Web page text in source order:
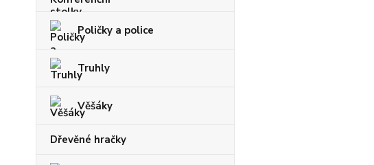
Poličky a police
Truhly
Věšáky
Dřevěné hračky